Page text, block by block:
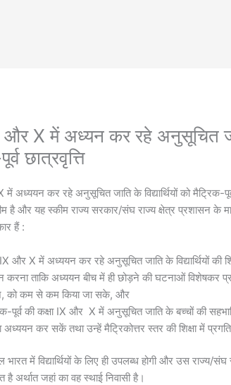
और X में अध्यन कर रहे अनुसूचित
छात्रवृत्ति
में अध्‍ययन कर रहे अनुसूचित जाति के विद्यार्थियों को मैट्रिक-
है और यह स्‍कीम राज्‍य सरकार/संघ राज्‍य क्षेत्र प्रशासन के
हैं :
और X में अध्‍ययन कर रहे अनुसूचित जाति के विद्यार्थियों की
करना ताकि अध्‍ययन बीच में ही छोड़ने की घटनाओं विशेषकर
को कम से कम किया जा सके, और
पूर्व की कक्षा IX और X में अनुसूचित जाति के बच्‍चों की
अध्‍ययन कर सकें तथा उन्‍हें मैट्रिकोत्तर स्‍तर की शिक्षा में
में विद्यार्थियों के लिए ही उपलब्‍ध होगी और उस राज्‍य/संघ
अर्थात जहां का वह स्‍थाई निवासी है।